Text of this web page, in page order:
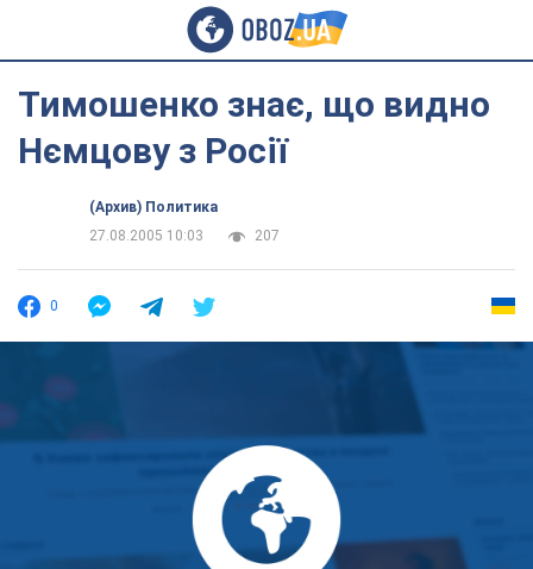
Тимошенко знає, що видно
Нємцову з Росії
(Архив) Политика
27.08.2005 10:03
207
0